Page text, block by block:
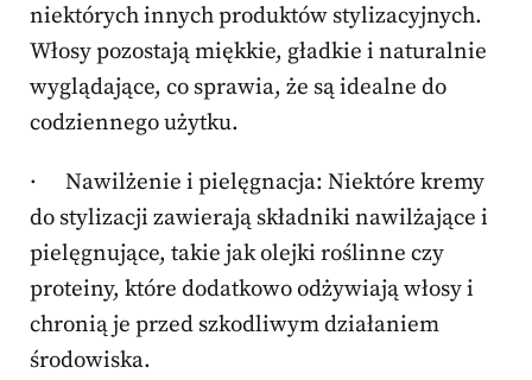
niektórych innych produktów stylizacyjnych.
Włosy pozostają miękkie, gładkie i naturalnie
wyglądające, co sprawia, że ​​są idealne do
codziennego użytku.
· Nawilżenie i pielęgnacja: Niektóre kremy
do stylizacji zawierają składniki nawilżające i
pielęgnujące, takie jak olejki roślinne czy
proteiny, które dodatkowo odżywiają włosy i
chronią je przed szkodliwym działaniem
środowiska.